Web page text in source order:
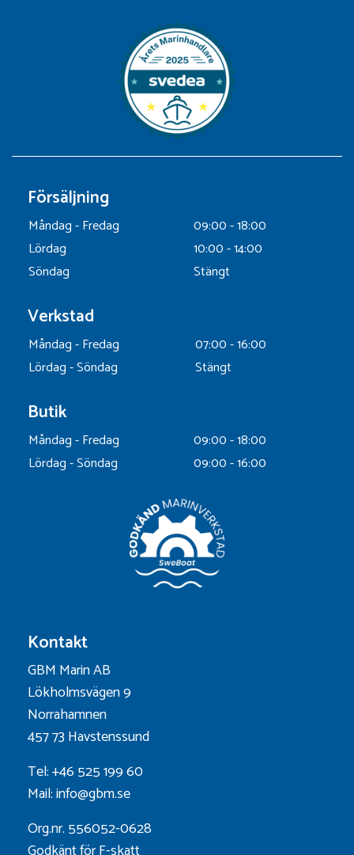
Försäljning
Måndag - Fredag
09:00 - 18:00
Lördag
10:00 - 14:00
Söndag
Stängt
Verkstad
Måndag - Fredag
07:00 - 16:00
Lördag - Söndag
Stängt
Butik
Måndag - Fredag
09:00 - 18:00
Lördag - Söndag
09:00 - 16:00
Kontakt
GBM Marin AB
Lökholmsvägen 9
Norrahamnen
457 73 Havstenssund
Tel: +46 525 199 60
Mail: info@gbm.se
Org.nr. 556052-0628